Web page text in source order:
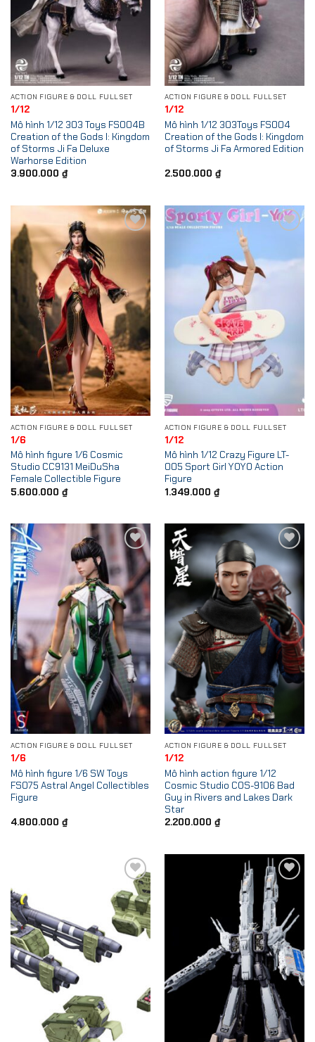
ACTION FIGURE & DOLL FULLSET
1/12
Mô hình 1/12 303 Toys FS004B
Creation of the Gods I: Kingdom
of Storms Ji Fa Deluxe
Warhorse Edition
3.900.000 ₫
ACTION FIGURE & DOLL FULLSET
1/12
Mô hình 1/12 303Toys FS004
Creation of the Gods I: Kingdom
of Storms Ji Fa Armored Edition
2.500.000 ₫
ACTION FIGURE & DOLL FULLSET
1/6
Mô hình figure 1/6 Cosmic
Studio CC9131 MeiDuSha
Female Collectible Figure
5.600.000 ₫
ACTION FIGURE & DOLL FULLSET
1/12
Mô hình 1/12 Crazy Figure LT-
005 Sport Girl YOYO Action
Figure
1.349.000 ₫
Add to
Wishlist
ACTION FIGURE & DOLL FULLSET
1/6
Mô hình figure 1/6 SW Toys
FS075 Astral Angel Collectibles
Figure
4.800.000 ₫
Add to
Wishlist
ACTION FIGURE & DOLL FULLSET
1/12
Mô hình action figure 1/12
Cosmic Studio COS-9106 Bad
Guy in Rivers and Lakes Dark
Star
2.200.000 ₫
Add to
Wishlist
Add to
Wishlist